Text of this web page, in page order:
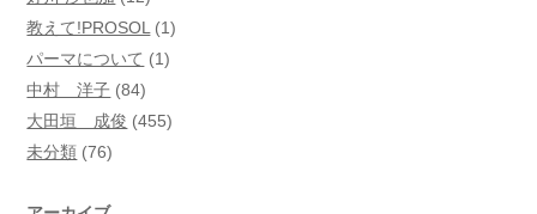
教えて!PROSOL (1)
パーマについて (1)
中村 洋子 (84)
大田垣 成俊 (455)
未分類 (76)